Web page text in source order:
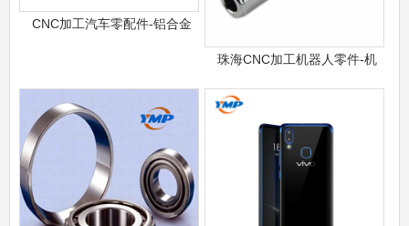
CNC加工汽车零配件-铝合金
珠海CNC加工机器人零件-机